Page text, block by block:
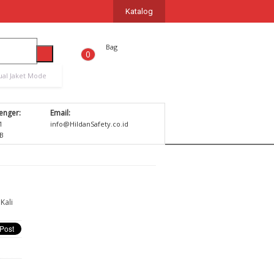
Katalog
Jaket Mode
0
Bag
Email:
info@HildanSafety.co.id